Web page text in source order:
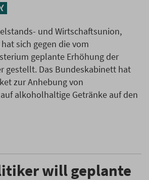
und Wirtschaftsunion,
sich gegen die vom
geplante Erhöhung der
gestellt. Das Bundeskabinett hat
zur Anhebung von
alkoholhaltige Getränke auf den
will geplante